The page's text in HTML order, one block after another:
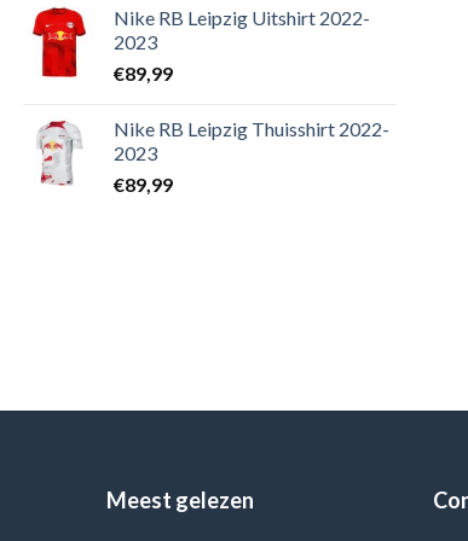
Nike RB Leipzig Uitshirt 2022-
2023
€89,99
Nike RB Leipzig Thuisshirt 2022-
2023
€89,99
Meest gelezen